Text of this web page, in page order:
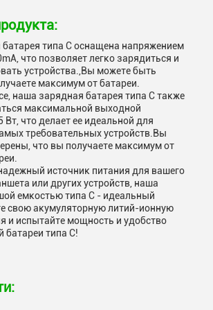
типа C оснащена напряжением
что позволяет легко зарядиться и
устройства.,Вы можете быть
максимум от батареи.
наша зарядная батарея типа С также
максимальной выходной
что делает ее идеальной для
требовательных устройств.Вы
что вы получаете максимум от
источник питания для вашего
или других устройств, наша
емкостью типа C - идеальный
свою акумуляторную литий-ионную
и испытайте мощность и удобство
батареи типа С!